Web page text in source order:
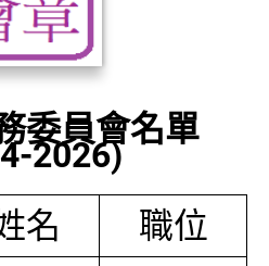
委員會名單
2026)
名
職位